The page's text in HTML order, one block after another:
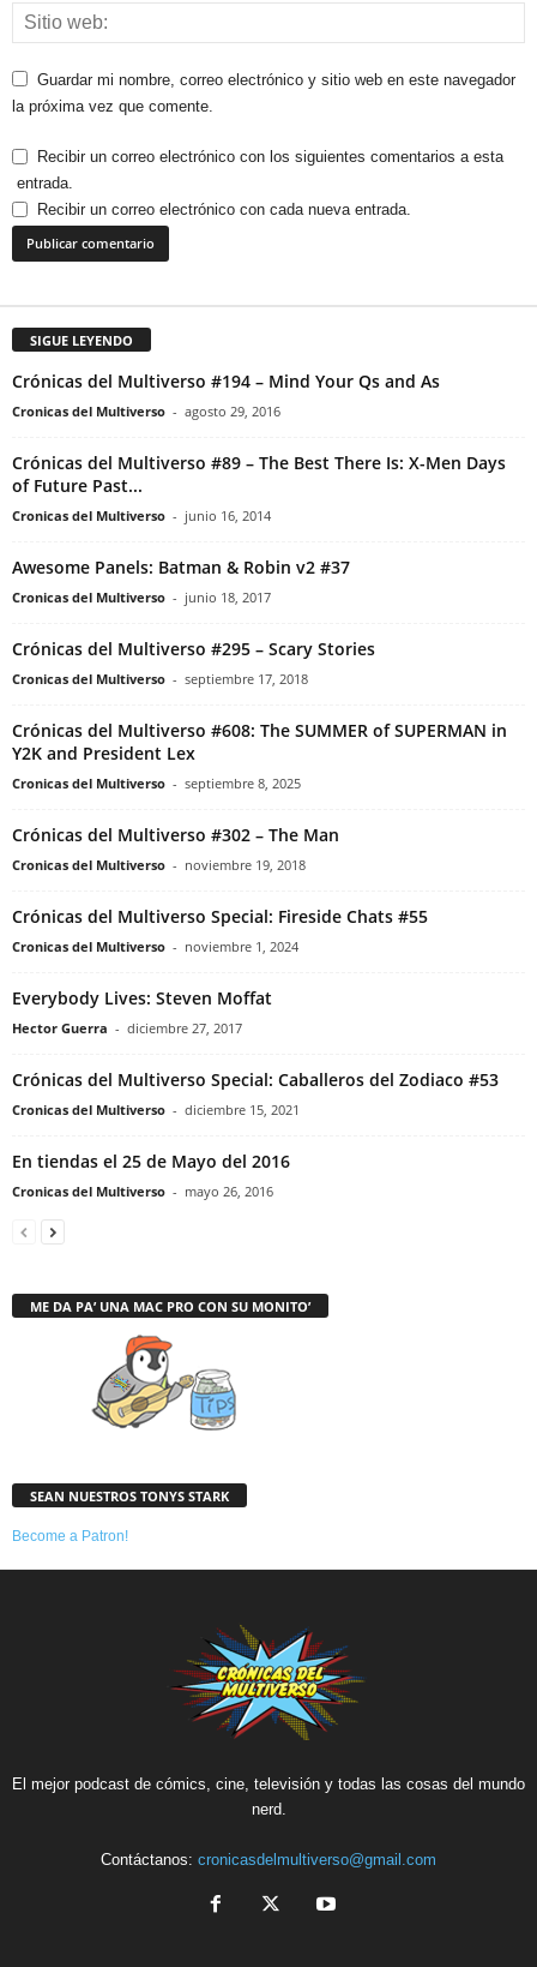
Guardar mi nombre, correo electrónico y sitio web en este navegador
la próxima vez que comente.
Recibir un correo electrónico con los siguientes comentarios a esta
entrada.
Recibir un correo electrónico con cada nueva entrada.
SIGUE LEYENDO
Crónicas del Multiverso #194 – Mind Your Qs and As
Cronicas del Multiverso - agosto 29, 2016
Crónicas del Multiverso #89 – The Best There Is: X-Men Days
of Future Past...
Cronicas del Multiverso - junio 16, 2014
Awesome Panels: Batman & Robin v2 #37
Cronicas del Multiverso - junio 18, 2017
Crónicas del Multiverso #295 – Scary Stories
Cronicas del Multiverso - septiembre 17, 2018
Crónicas del Multiverso #608: The SUMMER of SUPERMAN in
Y2K and President Lex
Cronicas del Multiverso - septiembre 8, 2025
Crónicas del Multiverso #302 – The Man
Cronicas del Multiverso - noviembre 19, 2018
Crónicas del Multiverso Special: Fireside Chats #55
Cronicas del Multiverso - noviembre 1, 2024
Everybody Lives: Steven Moffat
Hector Guerra - diciembre 27, 2017
Crónicas del Multiverso Special: Caballeros del Zodiaco #53
Cronicas del Multiverso - diciembre 15, 2021
En tiendas el 25 de Mayo del 2016
Cronicas del Multiverso - mayo 26, 2016
ME DA PA’ UNA MAC PRO CON SU MONITO’
SEAN NUESTROS TONYS STARK
Become a Patron!
El mejor podcast de cómics, cine, televisión y todas las cosas del mundo
nerd.
Contáctanos: cronicasdelmultiverso@gmail.com